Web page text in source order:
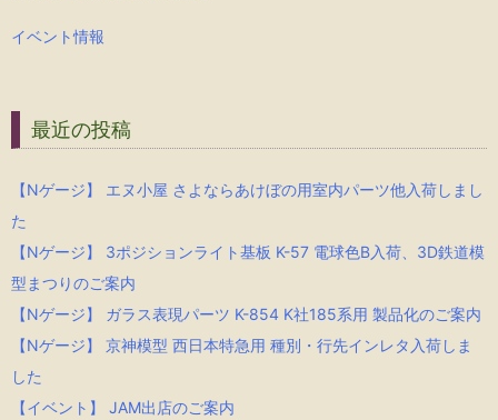
イベント情報
最近の投稿
【Nゲージ】 エヌ小屋 さよならあけぼの用室内パーツ他入荷しまし
た
【Nゲージ】 3ポジションライト基板 K-57 電球色B入荷、3D鉄道模
型まつりのご案内
【Nゲージ】 ガラス表現パーツ K-854 K社185系用 製品化のご案内
【Nゲージ】 京神模型 西日本特急用 種別・行先インレタ入荷しま
した
【イベント】 JAM出店のご案内